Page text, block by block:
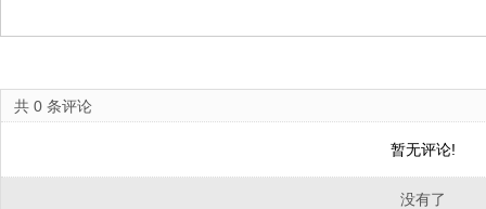
共 0 条评论
暂无评论!
没有了